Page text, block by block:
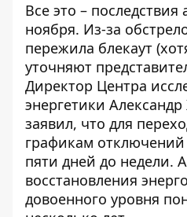
Все это –
ноября. Из-за
пережила блекаут
уточняют
Директор Центра
энергетики
заявил, что для
графикам
пяти дней до недели.
восстановления
довоенного уровня